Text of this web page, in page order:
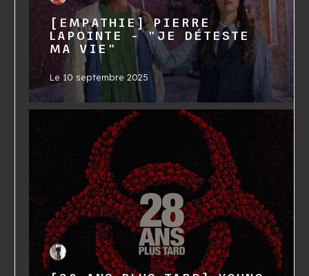
[EMPATHIE] PIERRE
LAPOINTE - "JE DÉTESTE
MA VIE"
Le 10 septembre 2025